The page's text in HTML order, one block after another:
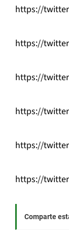
https://
https://
https://
https://
https://
https://
Comparte